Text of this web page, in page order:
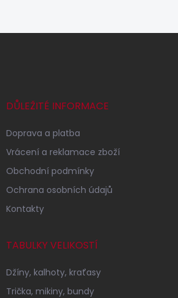
Z
DŮLEŽITÉ INFORMACE
Doprava a platba
Vrácení a reklamace zboží
Obchodní podmínky
Ochrana osobních údajů
Kontakty
TABULKY VELIKOSTÍ
Džíny, kalhoty, kraťasy
Trička, mikiny, bundy